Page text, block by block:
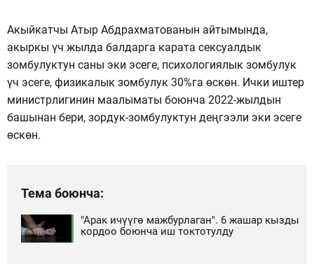
Акыйкатчы Атыр Абдрахматованын айтымында,
акыркы үч жылда балдарга карата сексуалдык
зомбулуктун саны эки эсеге, психологиялык зомбулук
үч эсеге, физикалык зомбулук 30%га өскөн. Ички иштер
министрлигинин маалыматы боюнча 2022-жылдын
башынан бери, зордук-зомбулуктун деңгээли эки эсеге
өскөн.
Тема боюнча:
"Арак ичүүгө мажбурлаган". 6 жашар кызды
кордоо боюнча иш токтотулду